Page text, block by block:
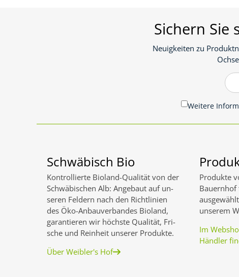
Sichern Sie
Neuigkeiten zu
Weitere
Schwäbisch Bio
Kontrol­lierte Bio­land-Quali­tät von der
Schwä­bischen Alb: An­ge­baut auf un­
seren Fel­dern nach den Richt­linien
des Öko-An­bau­ver­ban­des Bio­land,
garan­tieren wir höch­ste Qualit­ät, Fri­
sche und Rein­heit unserer Produkte.
Über Weibler's Hof
Produkte
Bauernhof
unserem
Im
Händler